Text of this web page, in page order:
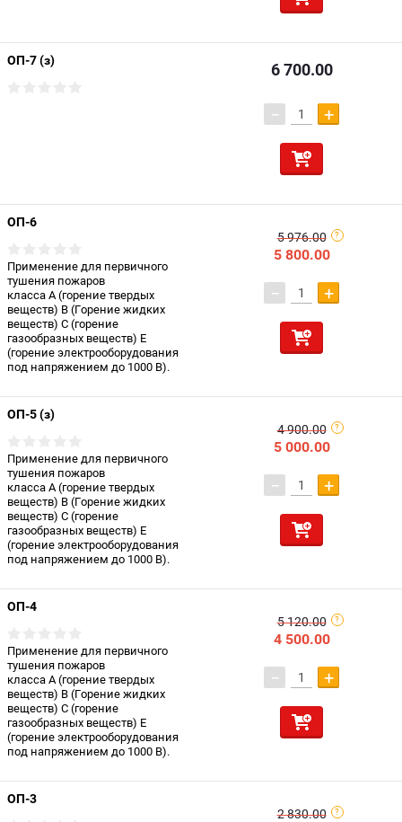
ОП-7 (з) 6 700.00
− +
ОП-6
Применение для первичного
тушения пожаров
класса А (горение твердых
веществ) В (Горение жидких
веществ) С (горение
газообразных веществ) Е
(горение электрооборудования
под напряжением до 1000 В).
5 976.00
5 800.00
− +
ОП-5 (з)
Применение для первичного
тушения пожаров
класса А (горение твердых
веществ) В (Горение жидких
веществ) С (горение
газообразных веществ) Е
(горение электрооборудования
под напряжением до 1000 В).
4 900.00
5 000.00
− +
ОП-4
Применение для первичного
тушения пожаров
класса А (горение твердых
веществ) В (Горение жидких
веществ) С (горение
газообразных веществ) Е
(горение электрооборудования
под напряжением до 1000 В).
5 120.00
4 500.00
− +
ОП-3
2 830.00